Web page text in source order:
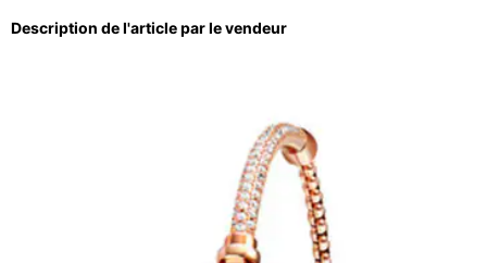
Description de l'article par le vendeur